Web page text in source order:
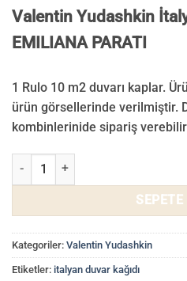
Valentin Yudashkin
EMILIANA PARATI
1 Rulo 10 m2 duvarı kaplar.
ürün görsellerinde verilmiştir.
kombinlerinide sipariş
Valentin Yudashkin Duvar Kağıdı
SEPETE
Kategoriler: Valentin Yudashkin
Etiketler: italyan duvar kağıdı